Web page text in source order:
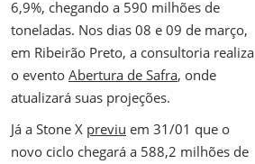
6,9%, chegando a 590 milhões de
toneladas. Nos dias 08 e 09 de março,
em Ribeirão Preto, a consultoria realiza
o evento Abertura de Safra, onde
atualizará suas projeções.
Já a Stone X previu em 31/01 que o
novo ciclo chegará a 588,2 milhões de